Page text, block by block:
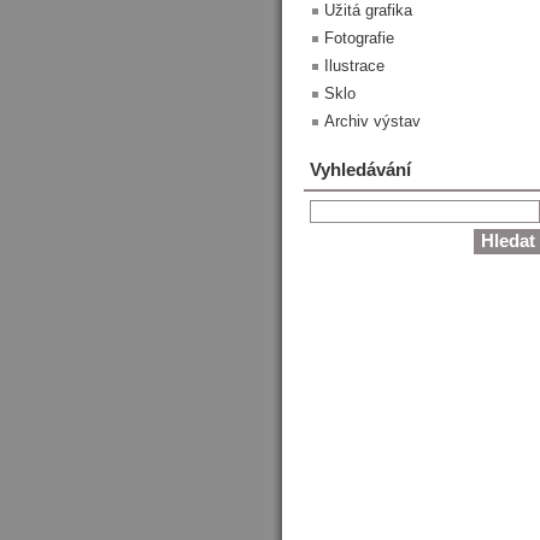
Užitá grafika
Fotografie
Ilustrace
Sklo
Archiv výstav
Vyhledávání